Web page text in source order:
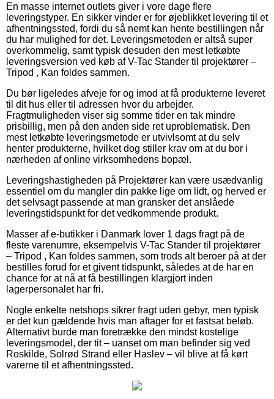
En masse internet outlets giver i vore dage flere
leveringstyper. En sikker vinder er for øjeblikket levering til et
afhentningssted, fordi du så nemt kan hente bestillingen når
du har mulighed for det. Leveringsmetoden er altså super
overkommelig, samt typisk desuden den mest letkøbte
leveringsversion ved køb af V-Tac Stander til projektører –
Tripod , Kan foldes sammen.
Du bør ligeledes afveje for og imod at få produkterne leveret
til dit hus eller til adressen hvor du arbejder.
Fragtmuligheden viser sig somme tider en tak mindre
prisbillig, men på den anden side ret uproblematisk. Den
mest letkøbte leveringsmetode er utvivlsomt at du selv
henter produkterne, hvilket dog stiller krav om at du bor i
nærheden af online virksomhedens bopæl.
Leveringshastigheden på Projektører kan være usædvanlig
essentiel om du mangler din pakke lige om lidt, og herved er
det selvsagt passende at man gransker det anslåede
leveringstidspunkt for det vedkommende produkt.
Masser af e-butikker i Danmark lover 1 dags fragt på de
fleste varenumre, eksempelvis V-Tac Stander til projektører
– Tripod , Kan foldes sammen, som trods alt beroer på at der
bestilles forud for et givent tidspunkt, således at de har en
chance for at nå at få bestillingen klargjort inden
lagerpersonalet har fri.
Nogle enkelte netshops sikrer fragt uden gebyr, men typisk
er det kun gældende hvis man aftager for et fastsat beløb.
Alternativt burde man foretrække den mindst kostelige
leveringsmodel, der tit – uanset om man befinder sig ved
Roskilde, Solrød Strand eller Haslev – vil blive at få kørt
varerne til et afhentningssted.